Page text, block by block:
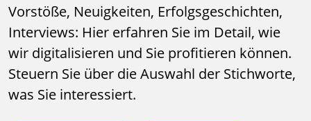
Vorstöße, Neuigkeiten, Erfolgsgeschichten,
Interviews: Hier erfahren Sie im Detail, wie
wir digitalisieren und Sie profitieren können.
Steuern Sie über die Auswahl der Stichworte,
was Sie interessiert.